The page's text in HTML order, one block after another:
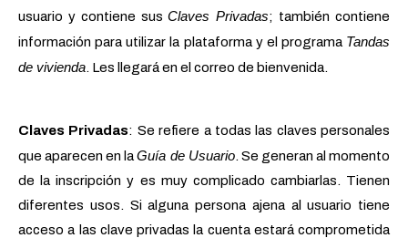
usuario y contiene susClaves Privadas; también contiene
información para utilizar la plataforma y el programa Tandas
de vivienda. Les llegará en el correo de bienvenida.
Claves Privadas: Se refiere a todas las claves personales
que aparecen en laGuía de Usuario. Se generan al momento
de la inscripción y es muy complicado cambiarlas. Tienen
diferentes usos. Si alguna persona ajena al usuario tiene
acceso a las clave privadas la cuenta estará comprometida